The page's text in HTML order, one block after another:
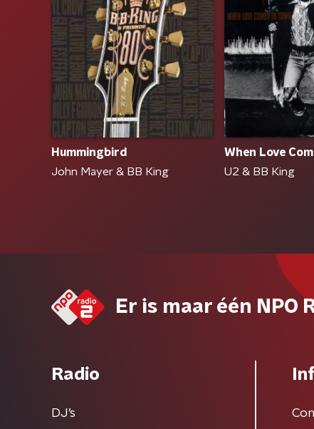
Hummingbird
John Mayer & BB King
When Love
U2 & BB King
Er is maar één NPO
Radio
DJ’s